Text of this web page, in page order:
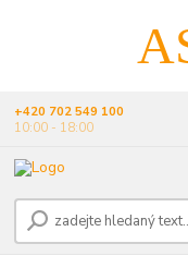
+420 702 549 100
10:00 - 18:00